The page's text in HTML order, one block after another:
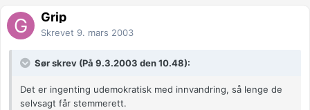
Grip
Skrevet 9. mars 2003
Sør skrev (På 9.3.2003 den 10.48):
Det er ingenting udemokratisk med innvandring, så lenge de
selvsagt får stemmerett.